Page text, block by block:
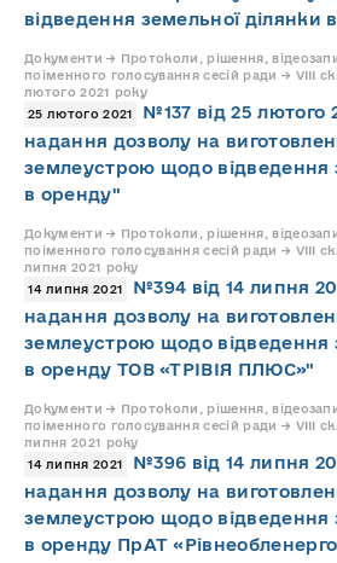
відведення земельної ділянки
Документи → Протоколи, рішення,
поіменного голосування сесій ради → VIII
лютого 2021 року
25 лютого 2021
№137 від 25 лютого
надання дозволу на
землеустрою щодо відведення
в оренду"
Документи → Протоколи, рішення,
поіменного голосування сесій ради → VIII
липня 2021 року
14 липня 2021
№394 від 14 липня
надання дозволу на
землеустрою щодо відведення
в оренду ТОВ «ТРІВІЯ ПЛЮС»"
Документи → Протоколи, рішення,
поіменного голосування сесій ради → VIII
липня 2021 року
14 липня 2021
№396 від 14 липня
надання дозволу на
землеустрою щодо відведення
в оренду ПрАТ